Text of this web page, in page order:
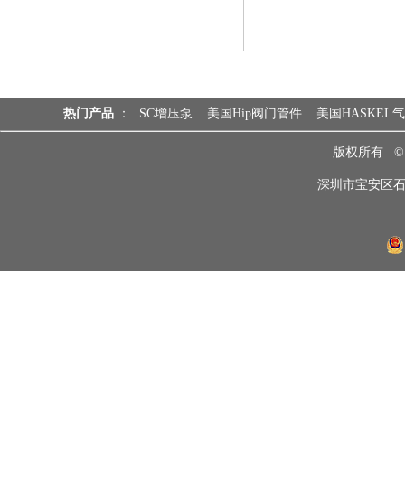
热门产品 ： SC增压泵 美国Hip阀门管件 美国HASKEL
版权所有
深圳市宝安区